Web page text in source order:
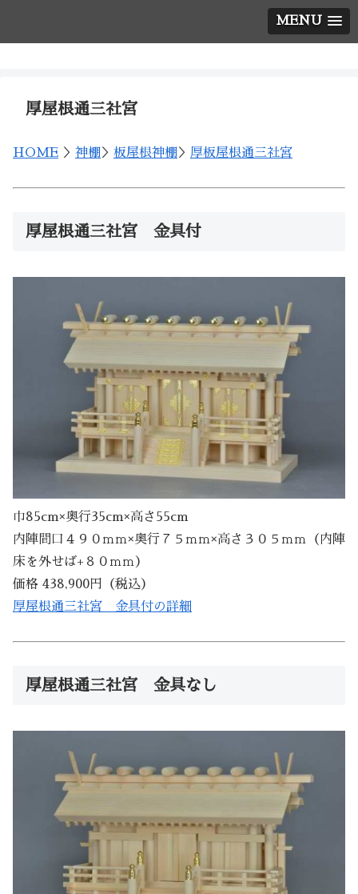
MENU
厚屋根通三社宮
HOME ＞ 神棚 ＞ 板屋根神棚 ＞ 厚板屋根通三社宮
厚屋根通三社宮 金具付
巾85cm×奥行35cm×高さ55cm
内陣間口４９０ｍｍ×奥行７５ｍｍ×高さ３０５ｍｍ（内陣
床を外せば+８０ｍｍ）
価格 438,900円（税込）
厚屋根通三社宮 金具付の詳細
厚屋根通三社宮 金具なし